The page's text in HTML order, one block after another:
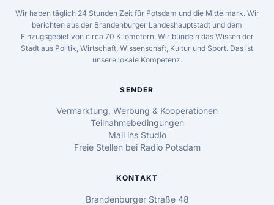
Wir haben täglich 24 Stunden Zeit für Potsdam und die Mittelmark. Wir
berichten aus der Brandenburger Landeshauptstadt und dem
Einzugsgebiet von circa 70 Kilometern. Wir bündeln das Wissen der
Stadt aus Politik, Wirtschaft, Wissenschaft, Kultur und Sport. Das ist
unsere lokale Kompetenz.
SENDER
Vermarktung, Werbung & Kooperationen
Teilnahmebedingungen
Mail ins Studio
Freie Stellen bei Radio Potsdam
KONTAKT
Brandenburger Straße 48